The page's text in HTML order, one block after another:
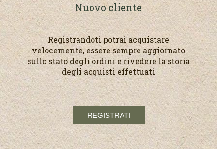
Nuovo cliente
Registrandoti potrai acquistare
velocemente, essere sempre aggiornato
sullo stato degli ordini e rivedere la storia
degli acquisti effettuati